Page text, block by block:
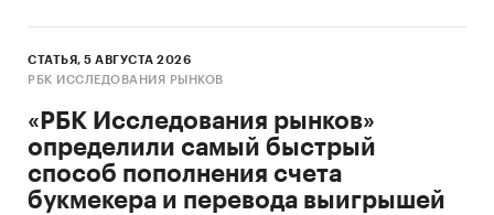
поставщиков продукции/услуг в разрезе
товарных групп/услуг: деловая активность,
динамика спроса, предложения и цен.
Расчет основных долей производителей на
целевых рынках, ранжирование
потребителей по уровню значимости.
СТАТЬЯ, 5 АВГУСТА 2026
РБК ИССЛЕДОВАНИЯ РЫНКОВ
«РБК Исследования рынков»
определили самый быстрый
способ пополнения счета
букмекера и перевода выигрышей